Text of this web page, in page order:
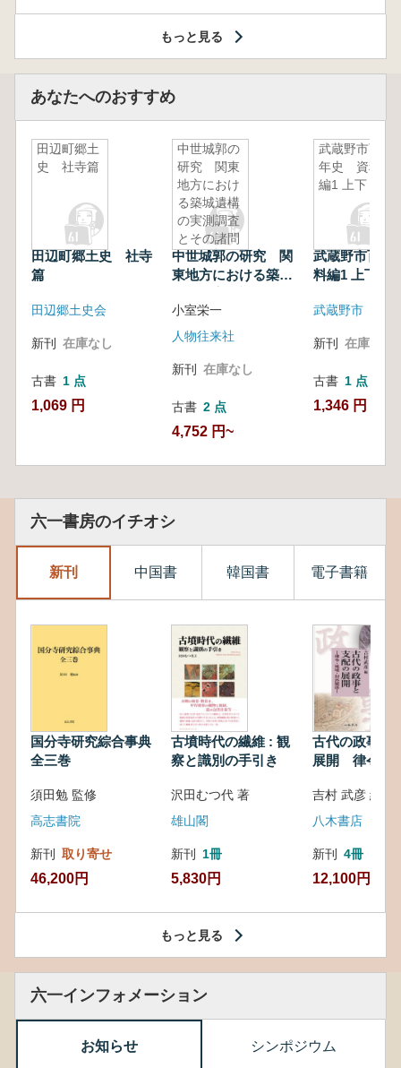
もっと見る
あなたへのおすすめ
田辺町郷土
史 社寺篇
田辺町郷土史 社寺
篇
田辺郷土史会
新刊 在庫なし
古書 1 点
1,069 円
中世城郭の
研究 関東
地方におけ
る築城遺構
の実測調査
とその諸問
題
中世城郭の研究 関
東地方における築城
の諸問題
小室栄一
人物往来社
新刊 在庫なし
古書 2 点
4,752 円~
武蔵野市百
年史 資料
編1 上下
武蔵野市百
料編1 上下
武蔵野市
新刊 在庫なし
古書 1 点
1,346 円
六一書房のイチオシ
新刊 中国書 韓国書 電子書籍
国分寺研究綜合事典
全三巻
須田勉 監修
高志書院
新刊 取り寄せ
46,200円
古墳時代の繊維 : 観
察と識別の手引き
沢田むつ代 著
雄山閣
新刊 1冊
5,830円
古代の政事と
展開 律令・
吉村 武彦 編集
八木書店
新刊 4冊
12,100円
もっと見る
六一インフォメーション
お知らせ シンポジウム